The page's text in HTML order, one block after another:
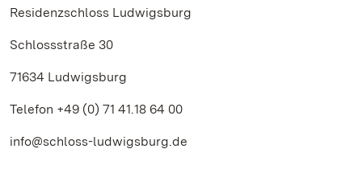
Residenzschloss Ludwigsburg
Schlossstraße 30
71634 Ludwigsburg
Telefon +49 (0) 71 41.18 64 00
info@schloss-ludwigsburg.de